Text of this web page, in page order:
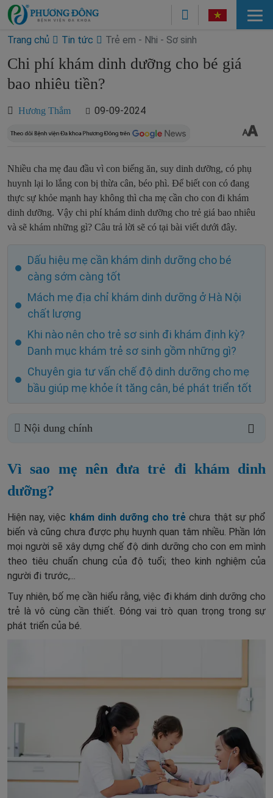
Trang chủ Tin tức Trẻ em - Nhi - Sơ sinh
Chi phí khám dinh dưỡng cho bé giá
bao nhiêu tiền?
Hương Thắm 09-09-2024
Nhiều cha mẹ đau đầu vì con biếng ăn, suy dinh dưỡng, có phụ
huynh lại lo lắng con bị thừa cân, béo phì. Để biết con có đang
thực sự khỏe mạnh hay không thì cha mẹ cần cho con đi khám
dinh dưỡng. Vậy chi phí khám dinh dưỡng cho trẻ giá bao nhiêu
và sẽ khám những gì? Câu trả lời sẽ có tại bài viết dưới đây.
Dấu hiệu mẹ cần khám dinh dưỡng cho bé
càng sớm càng tốt
Mách mẹ địa chỉ khám dinh dưỡng ở Hà Nội
chất lượng
Khi nào nên cho trẻ sơ sinh đi khám định kỳ?
Danh mục khám trẻ sơ sinh gồm những gì?
Chuyên gia tư vấn chế độ dinh dưỡng cho mẹ
bầu giúp mẹ khỏe ít tăng cân, bé phát triển tốt
Nội dung chính
Vì sao mẹ nên đưa trẻ đi khám dinh
dưỡng?
Hiện nay, việc khám dinh dưỡng cho trẻ chưa thật sự phổ
biến và cũng chưa được phụ huynh quan tâm nhiều. Phần lớn
mọi người sẽ xây dựng chế độ dinh dưỡng cho con em mình
theo tiêu chuẩn chung của độ tuổi; theo kinh nghiệm của
người đi trước,...
Tuy nhiên, bố mẹ cần hiểu rằng, việc đi khám dinh dưỡng cho
trẻ là vô cùng cần thiết. Đóng vai trò quan trọng trong sự
phát triển của bé.